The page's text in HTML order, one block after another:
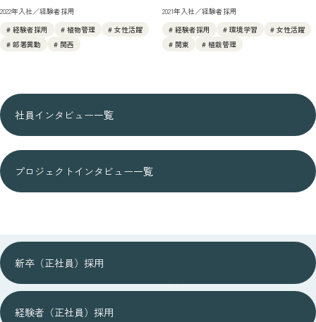
2022年入社／経験者採用
# 経験者採用
# 植物管理
# 女性活躍
# 部署異動
# 関西
2021年入社／経験者採用
# 経験者採用
# 環境学習
# 女性活躍
# 関東
# 植栽管理
社員インタビュー一覧
プロジェクトインタビュー一覧
JOB DESCRIPTION
新卒（正社員）採用
経験者（正社員）採用